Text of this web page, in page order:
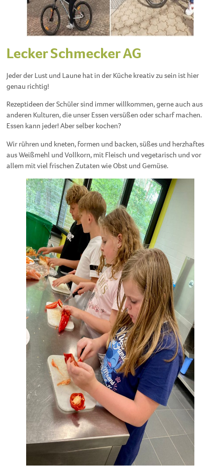
Lecker Schmecker AG
Jeder der Lust und Laune hat in der Küche kreativ zu sein ist hier
genau richtig!
Rezeptideen der Schüler sind immer willkommen, gerne auch aus
anderen Kulturen, die unser Essen versüßen oder scharf machen.
Essen kann jeder! Aber selber kochen?
Wir rühren und kneten, formen und backen, süßes und herzhaftes
aus Weißmehl und Vollkorn, mit Fleisch und vegetarisch und vor
allem mit viel frischen Zutaten wie Obst und Gemüse.